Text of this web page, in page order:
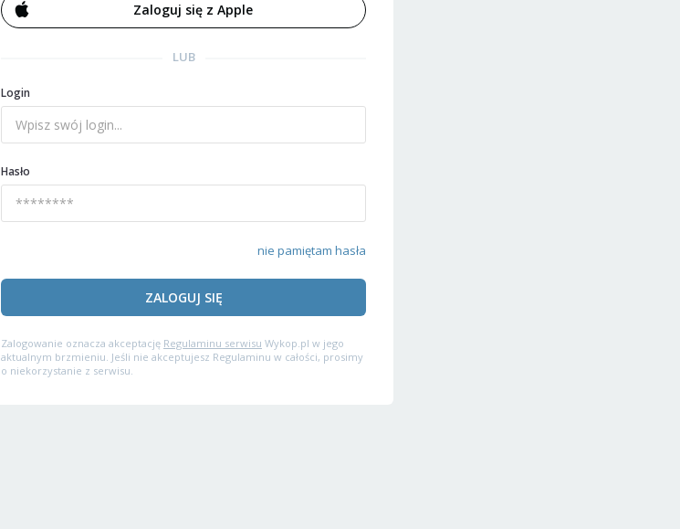
Zaloguj się z Apple
LUB
Login
Hasło
nie pamiętam hasła
ZALOGUJ SIĘ
Zalogowanie oznacza akceptację Regulaminu serwisu Wykop.pl w jego
aktualnym brzmieniu. Jeśli nie akceptujesz Regulaminu w całości, prosimy
o niekorzystanie z serwisu.